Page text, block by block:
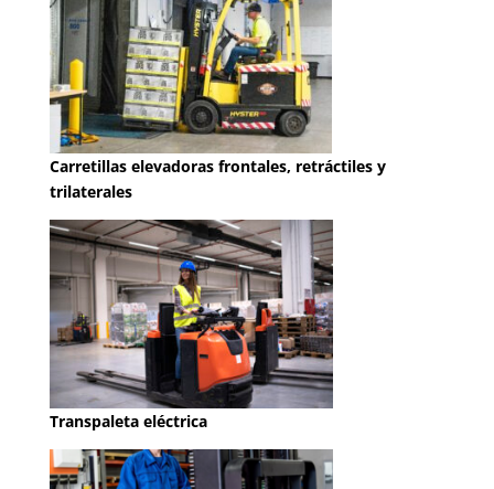
Carretillas elevadoras frontales, retráctiles y
trilaterales
Transpaleta eléctrica